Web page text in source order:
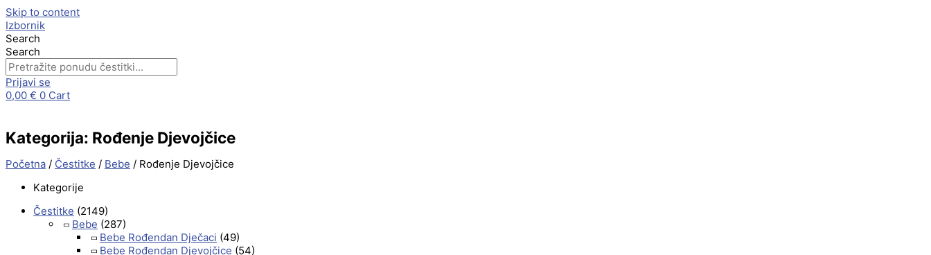
Skip to content
Izbornik
Search
Search
Prijavi se
0,00 € 0 Cart
Kategorija: Rođenje Djevojčice
Početna / Čestitke / Bebe / Rođenje Djevojčice
Kategorije
Čestitke (2149)
Bebe (287)
Bebe Rođendan Dječaci (49)
Bebe Rođendan Djevojčice (54)